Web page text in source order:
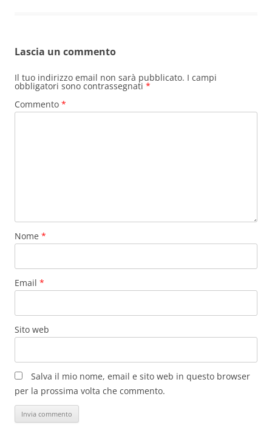
Lascia un commento
Il tuo indirizzo email non sarà pubblicato. I campi
obbligatori sono contrassegnati *
Commento *
Nome *
Email *
Sito web
Salva il mio nome, email e sito web in questo browser
per la prossima volta che commento.